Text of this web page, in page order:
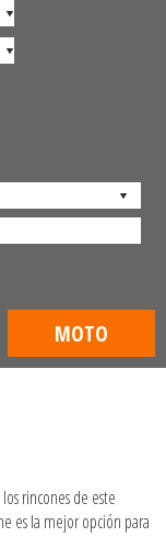
MOTO
rincones de este
es la mejor opción para